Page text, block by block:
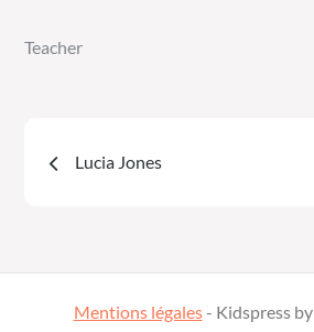
Teacher
Navigation
Lucia Jones
Mentions légales- Kidspress by